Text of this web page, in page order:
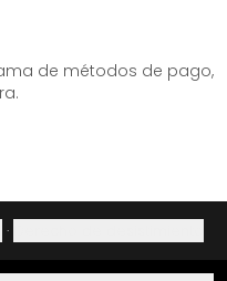
de métodos de pago,
·